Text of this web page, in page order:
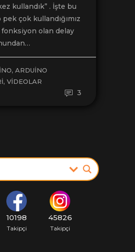
kullandık” . İşte bu
çok kullandığımız
fonksiyon olan delay
, ARDUINO
, VIDEOLAR
3
10198
Takipçi
45826
Takipçi